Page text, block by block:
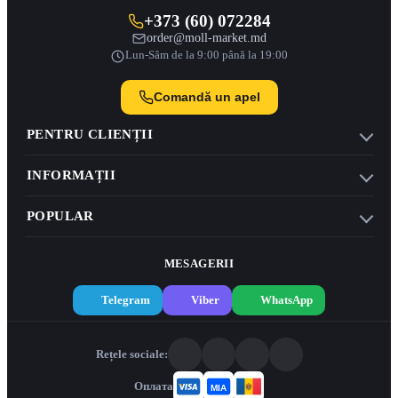
+373 (60) 072284
order@moll-market.md
Lun-Sâm de la 9:00 până la 19:00
Comandă un apel
PENTRU CLIENȚII
INFORMAȚII
POPULAR
MESAGERII
Telegram Viber WhatsApp
Rețele sociale:
Оплата